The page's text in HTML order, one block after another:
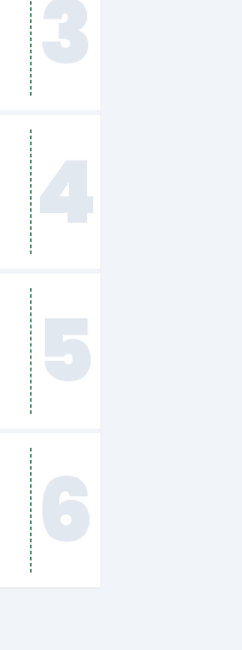
3
4
5
6